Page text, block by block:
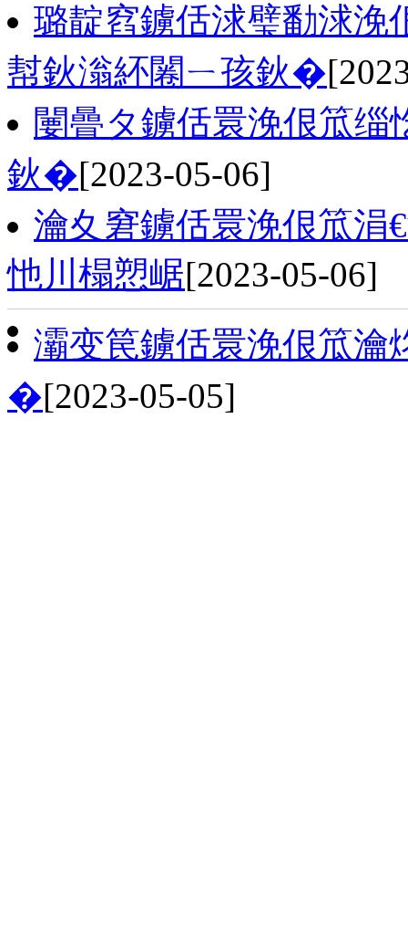
璐靛窞鐪佸浗璧勫浗浼
幇鈥滃紑闂ㄧ孩鈥�
闄曡タ鐪佸睘浼佷笟缁
鈥�[2023-05-06]
瀹夊窘鐪佸睘浼佷笟涓
忚川榻愬崌[2023-05-06]
灞变笢鐪佸睘浼佷笟瀹
�[2023-05-05]